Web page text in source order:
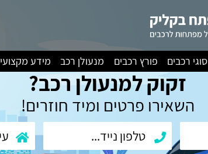
סוגי רכבים פורץ רכבים מנעולן רכב מידע מקצועי
זקוק למנעולן רכב?
השאירו פרטים ומיד חוזרים!